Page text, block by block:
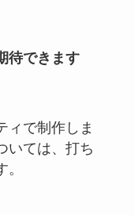
待できます
ィで制作しま
いては、打ち